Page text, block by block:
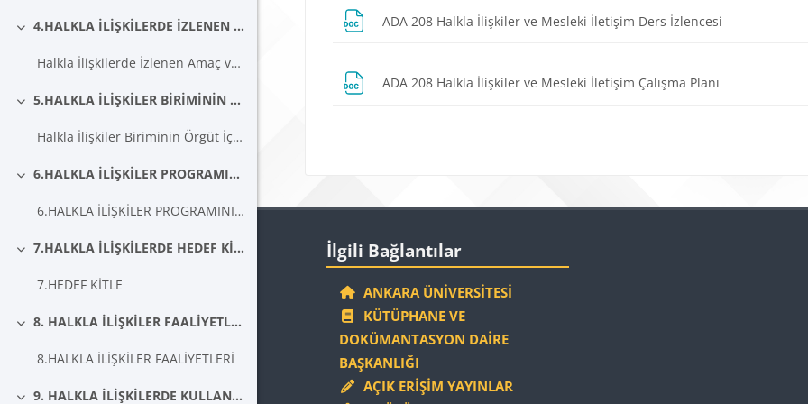
Daralt
4.HALKLA İLİŞKİLERDE İZLENEN AMAÇLAR
Halkla İlişkilerde İzlenen Amaç ve İlkeler
Daralt
5.HALKLA İLİŞKİLER BİRİMİNİN ÖRGÜTLENMESİ
Halkla İlişkiler Biriminin Örgüt İçinde Yapılanması, Halkla İlişkiler Görevlileri vb
Daralt
6.HALKLA İLİŞKİLER PROGRAMININ GELİŞTİRİLMESİ
6.HALKLA İLİŞKİLER PROGRAMININ GELİŞTİRİLMESİ
Daralt
7.HALKLA İLİŞKİLERDE HEDEF KİTLE
7.HEDEF KİTLE
Daralt
8. HALKLA İLİŞKİLER FAALİYETLERİ
8.HALKLA İLİŞKİLER FAALİYETLERİ
9. HALKLA İLİŞKİLERDE KULLANILAN İLETİŞİM ARAÇLARI
ADA 208 Halkla İlişkiler ve Mesleki İletişim Ders İzlencesi
ADA 208 Halkla İlişkiler ve Mesleki İletişim Çalışma Planı
Bloklar
İlgili Bağlantılar
ANKARA ÜNIVERSITESI
KÜTÜPHANE VE
DOKÜMANTASYON DAIRE
BAŞKANLIĞI
AÇIK ERIŞIM YAYINLAR